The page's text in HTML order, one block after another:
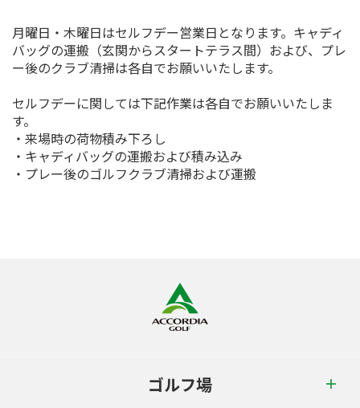
月曜日・木曜日はセルフデー営業日となります。キャディ
バッグの運搬（玄関からスタートテラス間）および、プレ
ー後のクラブ清掃は各自でお願いいたします。
セルフデーに関しては下記作業は各自でお願いいたしま
す。
・来場時の荷物積み下ろし
・キャディバッグの運搬および積み込み
・プレー後のゴルフクラブ清掃および運搬
ゴルフ場